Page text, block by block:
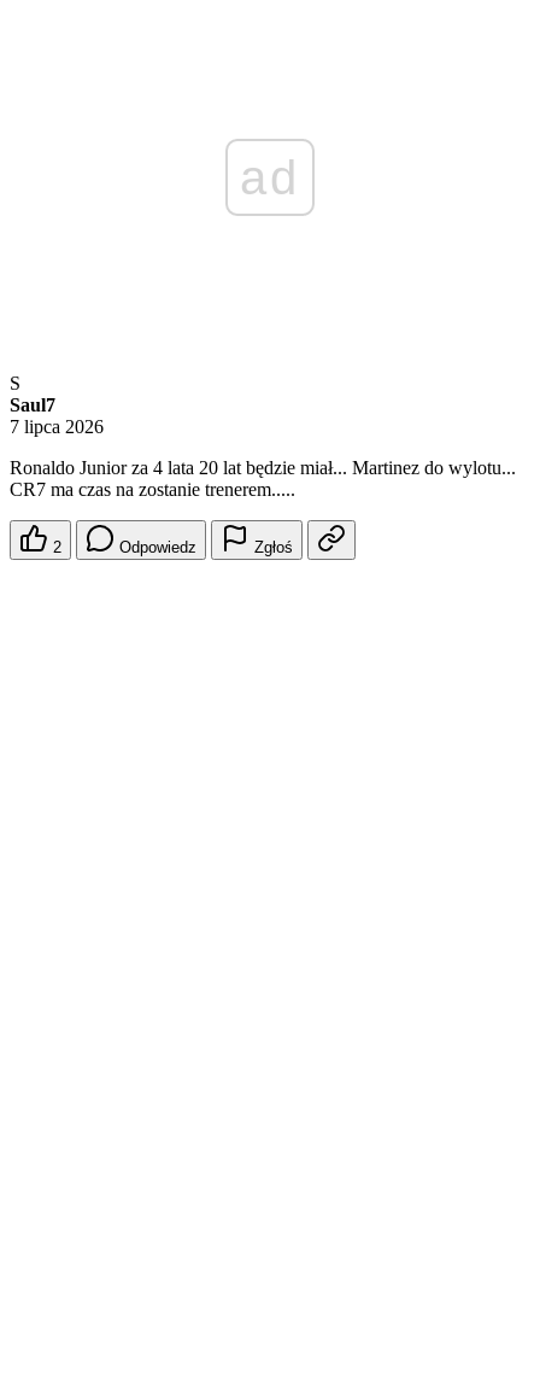
ad
S
Saul7
7 lipca 2026
Ronaldo Junior za 4 lata 20 lat będzie miał... Martinez do wylotu...
CR7 ma czas na zostanie trenerem.....
2 Odpowiedz Zgłoś